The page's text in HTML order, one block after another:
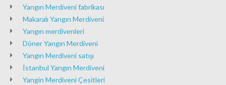
Yangın Merdiveni fabrikası
Makaralı Yangın Merdiveni
Yangın merdivenleri
Döner Yangın Merdiveni
Yangın Merdiveni satışı
İstanbul Yangın Merdiveni
Yangin Merdiveni Çesitleri